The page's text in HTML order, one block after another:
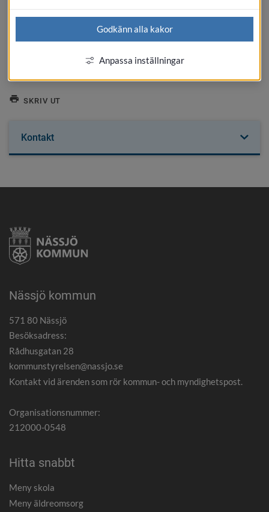
Lev väl på äldre dar
Varannan torsdag, jämna veckor, kl 10.30
Puben, Åkersborg
SKRIV UT
Kontakt
Nässjö kommun
571 80 Nässjö
Besöksadress:
Rådhusgatan 28
kommunstyrelsen@nassjo.se
Kontakt vid ärenden som rör kommun- och myndighetspost.
Organisationsnummer:
212000-0548
Hitta snabbt
Meny skola
Meny äldreomsorg
Godkänn alla kakor
Anpassa inställningar